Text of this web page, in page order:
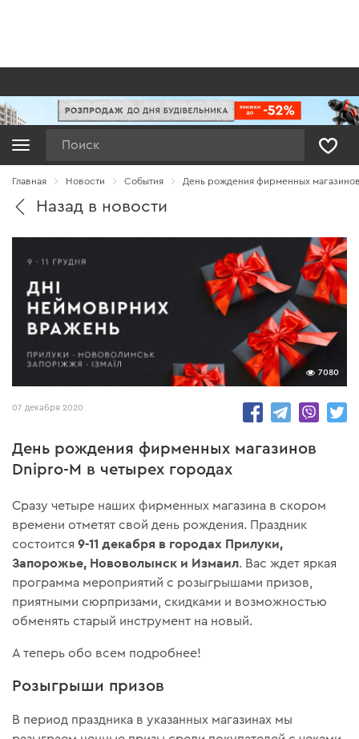
Главная Новости Cобытия День рождения фирменных
Назад в новости
7080
07 декабря 2020
День рождения фирменных магазинов
Dnipro-M в четырех городах
Сразу четыре наших фирменных магазина в скором
времени отметят свой день рождения. Праздник
состоится9-11 декабря в городах Прилуки,
Запорожье, Нововолынск и Измаил. Вас ждет яркая
программа мероприятий с розыгрышами призов,
приятными сюрпризами, скидками и возможностью
обменять старый инструмент на новый.
А теперь обо всем подробнее!
Розыгрыши призов
В период праздника в указанных магазинах мы